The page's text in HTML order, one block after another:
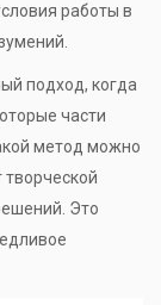
работы в
подход, когда
части
метод можно
творческой
Это